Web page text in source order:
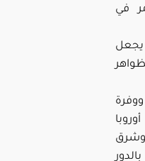
في
يجعل
وشرق